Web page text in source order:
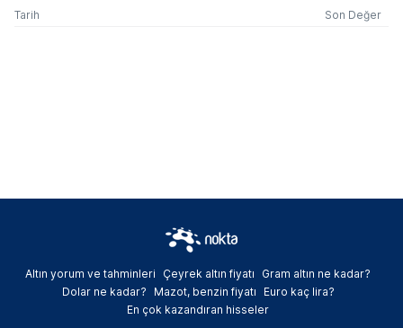
Tarih Son Değer
Altın yorum ve tahminleri Çeyrek altın fiyatı
Gram altın ne kadar?
Dolar ne kadar?
Mazot, benzin fiyatı
Euro kaç lira?
En çok kazandıran hisseler